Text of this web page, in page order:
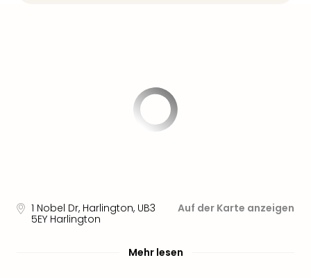
1 Nobel Dr, Harlington, UB3
5EY Harlington
Auf der Karte anzeigen
Mehr lesen